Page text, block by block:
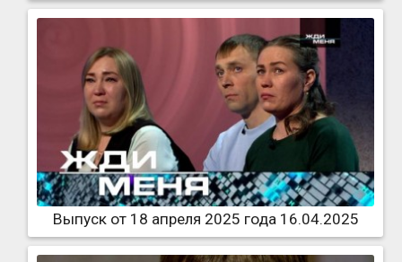
Выпуск от 18 апреля 2025 года 16.04.2025